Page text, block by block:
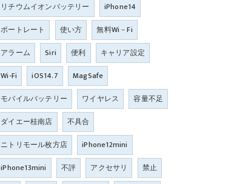
リチウムイオンバッテリー
iPhone14
ポートレート
使い方
無料Wi－Fi
アラーム
Siri 便利
キャリア設定
Wi-Fi
iOS14.7
MagSafe
モバイルバッテリー
ワイヤレス
容量不足
ダイエー桂南店
不具合
ニトリモール枚方店
iPhone12mini
iPhone13mini
不評 アクセサリ
禁止